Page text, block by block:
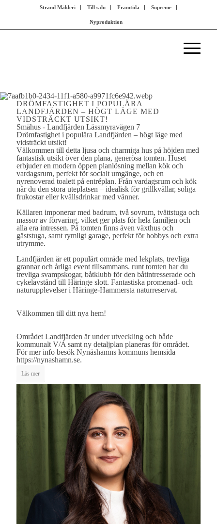
Strand Mäkleri Till salu Framtida Supreme
Nyproduktion
DRÖMFASTIGHET I POPULÄRA
LANDFJÄRDEN – HÖGT LÄGE MED
VIDSTRÄCKT UTSIKT!
Småhus - Landfjärden Lässmyravägen 7
Drömfastighet i populära Landfjärden – högt läge med
vidsträckt utsikt!
Välkommen till detta ljusa och charmiga hus på höjden med
fantastisk utsikt över den plana, generösa tomten. Huset
erbjuder en modern öppen planlösning mellan kök och
vardagsrum, perfekt för socialt umgänge, och en
nyrenoverad toalett på entréplan. Från vardagsrum och kök
når du den stora uteplatsen – idealisk för grillkvällar, soliga
frukostar eller kvällsdrinkar med vänner.
Källaren imponerar med badrum, två sovrum, tvättstuga och
massor av förvaring, vilket ger plats för hela familjen och
alla era intressen. På tomten finns även växthus och
gäststuga, samt rymligt garage, perfekt för hobbys och extra
utrymme.
Landfjärden är ett populärt område med lekplats, trevliga
grannar och årliga event tillsammans. runt tomten har du
trevliga svampskogar, båtklubb för den båtintresserade och
cykelavstånd till Häringe slott. Fantastiska promenad- och
naturupplevelser i Häringe-Hammersta naturreservat.
Välkommen till ditt nya hem!
Området Landfjärden är under utveckling och både
kommunalt V/A samt ny detaljplan planeras för området.
För mer info besök Nynäshamns kommuns hemsida
https://nynashamn.se.
Läs mer